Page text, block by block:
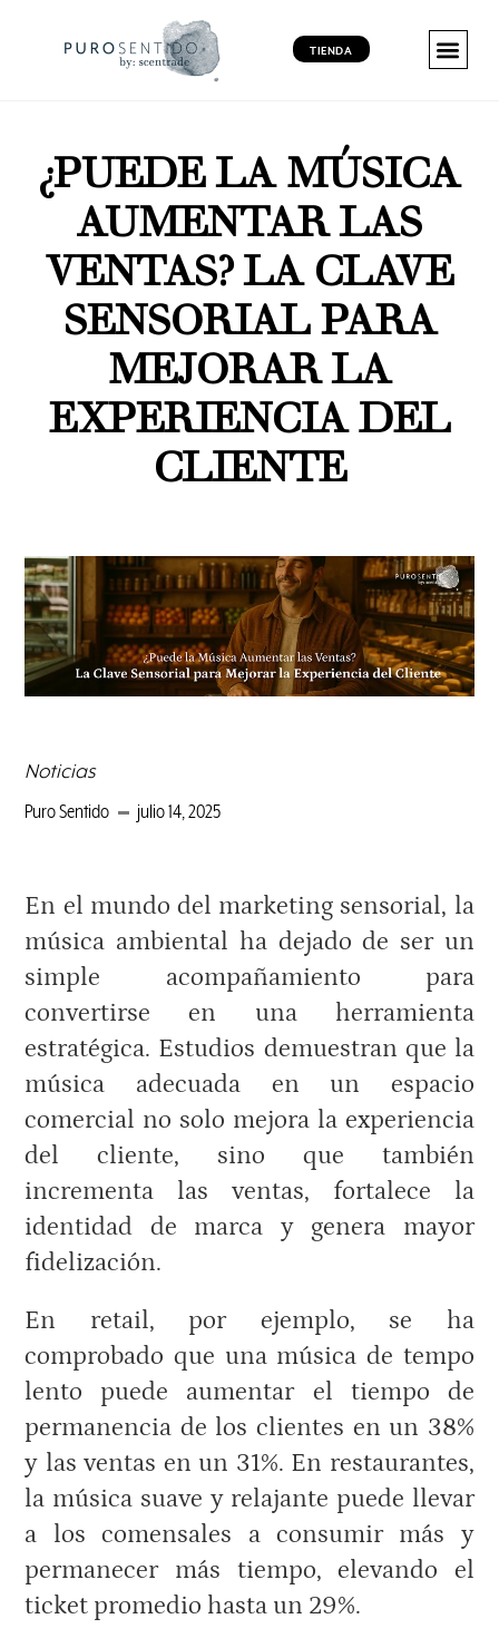
TIENDA
¿PUEDE LA MÚSICA
AUMENTAR LAS
VENTAS? LA CLAVE
SENSORIAL PARA
MEJORAR LA
EXPERIENCIA DEL
CLIENTE
Noticias
Puro Sentido
julio 14, 2025
En el mundo del marketing sensorial, la
música ambiental ha dejado de ser un
simple acompañamiento para
convertirse en una herramienta
estratégica. Estudios demuestran que la
música adecuada en un espacio
comercial no solo mejora la experiencia
del cliente, sino que también
incrementa las ventas, fortalece la
identidad de marca y genera mayor
fidelización.
En retail, por ejemplo, se ha
comprobado que una música de tempo
lento puede aumentar el tiempo de
permanencia de los clientes en un 38%
y las ventas en un 31%. En restaurantes,
la música suave y relajante puede llevar
a los comensales a consumir más y
permanecer más tiempo, elevando el
ticket promedio hasta un 29%.